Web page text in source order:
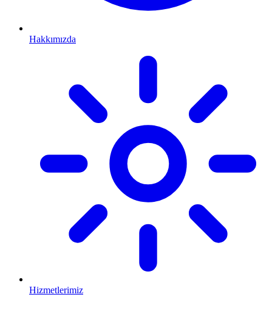
Hakkımızda
Hizmetlerimiz